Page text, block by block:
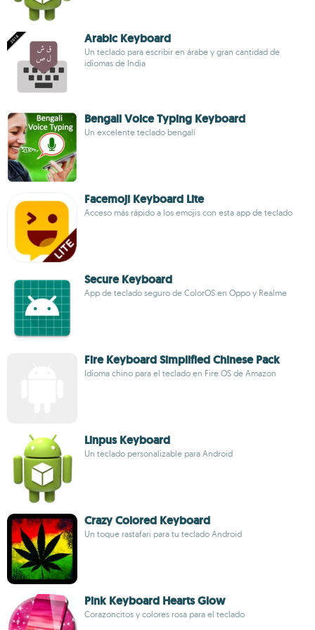
Arabic Keyboard
Un teclado para escribir en árabe y gran cantidad de
idiomas de India
Bengali Voice Typing Keyboard
Un excelente teclado bengalí
Facemoji Keyboard Lite
Acceso más rápido a los emojis con esta app de teclado
Secure Keyboard
App de teclado seguro de ColorOS en Oppo y Realme
Fire Keyboard Simplified Chinese Pack
Idioma chino para el teclado en Fire OS de Amazon
Linpus Keyboard
Un teclado personalizable para Android
Crazy Colored Keyboard
Un toque rastafari para tu teclado Android
Pink Keyboard Hearts Glow
Corazoncitos y colores rosa para el teclado